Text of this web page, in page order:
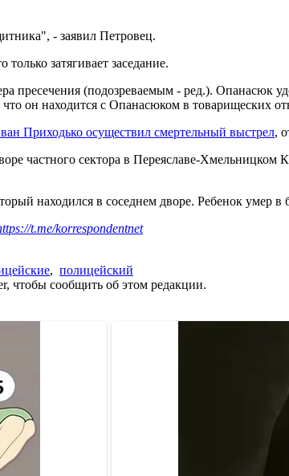
- заявил Петровец.
затягивает заседание.
пресечения (подозреваемым - ред.). Опанасюк
он находится с Опанасюком в товарищеских
Приходько осуществил смертельный выстрел,
частного сектора в Переяславе-
находился в соседнем дворе. Ребенок умер
t.me/korrespondentnet
, полицейский
чтобы сообщить об этом редакции.